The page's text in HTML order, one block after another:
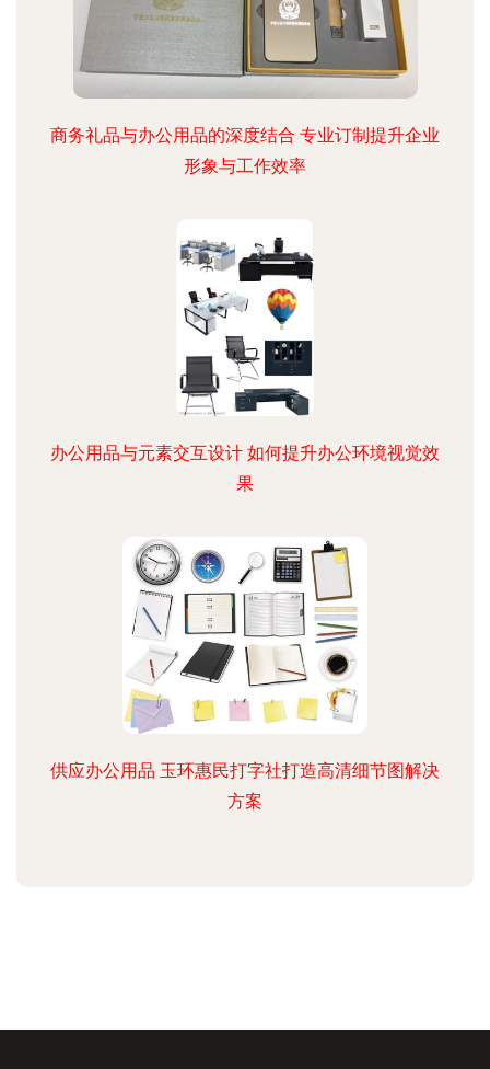
商务礼品与办公用品的深度结合 专业订制提升企业
形象与工作效率
办公用品与元素交互设计 如何提升办公环境视觉效
果
供应办公用品 玉环惠民打字社打造高清细节图解决
方案